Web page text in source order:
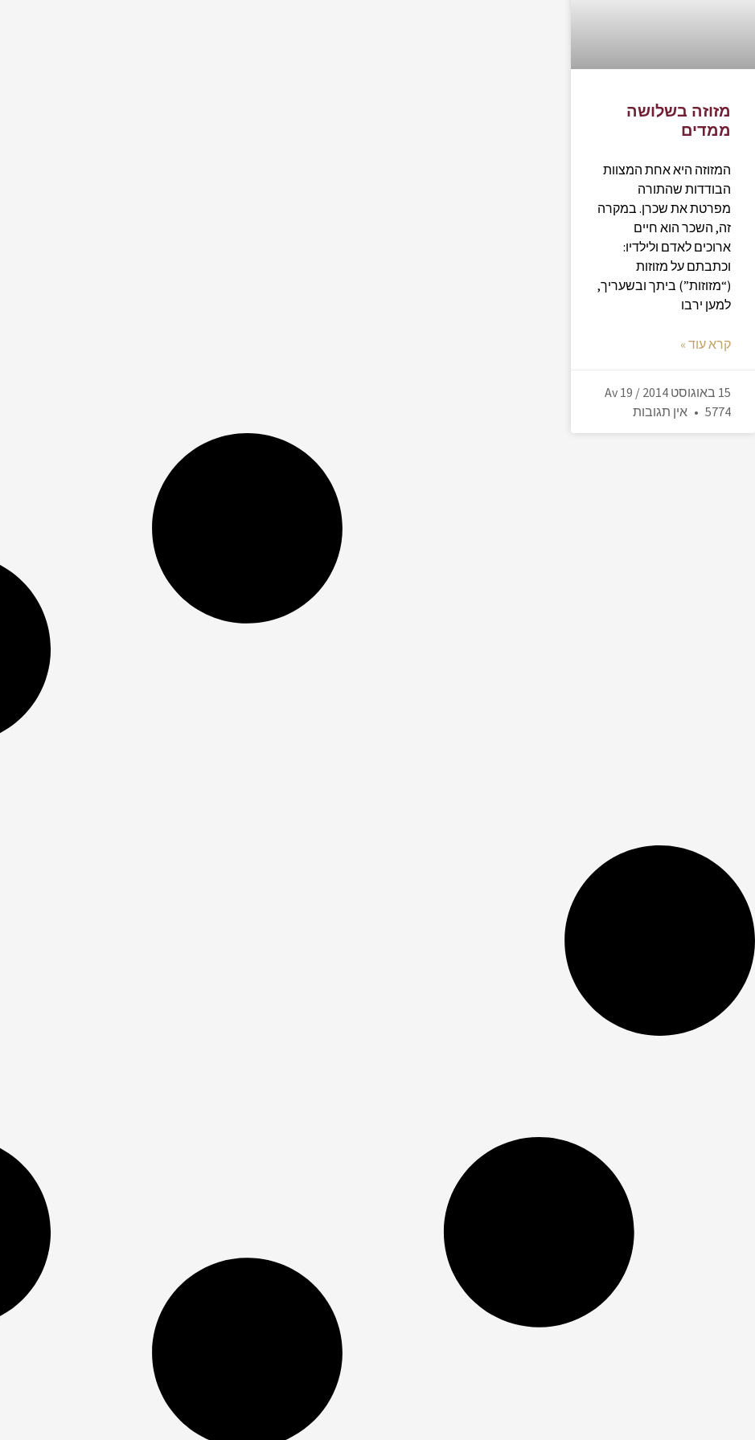
מזוזה בשלושה
ממדים
המזוזה היא אחת המצוות
הבודדות שהתורה
מפרטת את שכרן. במקרה
זה, השכר הוא חיים
ארוכים לאדם ולילדיו:
וכתבתם על מזוזות
(“מזוזות”) ביתך ובשעריך,
למען ירבו
קרא עוד »
15 באוגוסט 2014 / 19 Av
5774
אין תגובות